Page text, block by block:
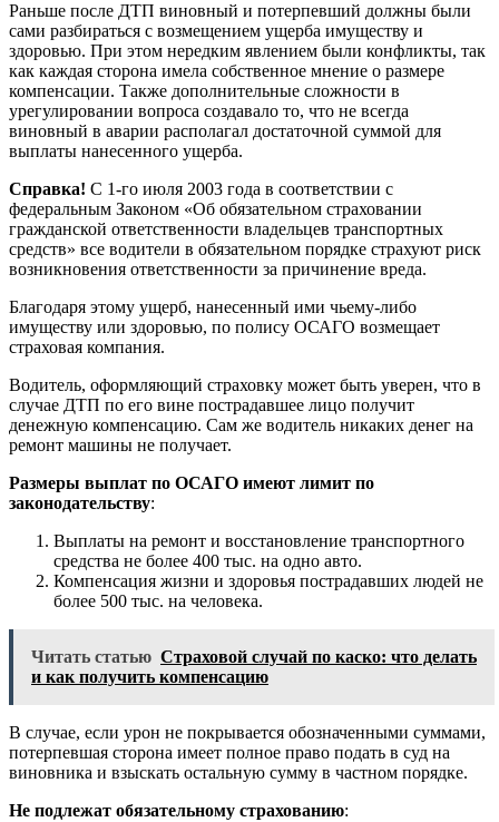
Раньше после ДТП виновный и потерпевший должны были
сами разбираться с возмещением ущерба имуществу и
здоровью. При этом нередким явлением были конфликты, так
как каждая сторона имела собственное мнение о размере
компенсации. Также дополнительные сложности в
урегулировании вопроса создавало то, что не всегда
виновный в аварии располагал достаточной суммой для
выплаты нанесенного ущерба.
Справка! С 1-го июля 2003 года в соответствии с
федеральным Законом «Об обязательном страховании
гражданской ответственности владельцев транспортных
средств» все водители в обязательном порядке страхуют риск
возникновения ответственности за причинение вреда.
Благодаря этому ущерб, нанесенный ими чьему-либо
имуществу или здоровью, по полису ОСАГО возмещает
страховая компания.
Водитель, оформляющий страховку может быть уверен, что в
случае ДТП по его вине пострадавшее лицо получит
денежную компенсацию. Сам же водитель никаких денег на
ремонт машины не получает.
Размеры выплат по ОСАГО имеют лимит по
законодательству:
Выплаты на ремонт и восстановление транспортного
средства не более 400 тыс. на одно авто.
Компенсация жизни и здоровья пострадавших людей не
более 500 тыс. на человека.
Читать статью Страховой случай по каско: что делать
и как получить компенсацию
В случае, если урон не покрывается обозначенными суммами,
потерпевшая сторона имеет полное право подать в суд на
виновника и взыскать остальную сумму в частном порядке.
Не подлежат обязательному страхованию: